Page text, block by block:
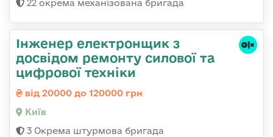
22 окрема механізована бригада
Інженер електронщик з
досвідом ремонту силової та
цифрової техніки
від 20000 до 120000 грн
Київ
3 Окрема штурмова бригада